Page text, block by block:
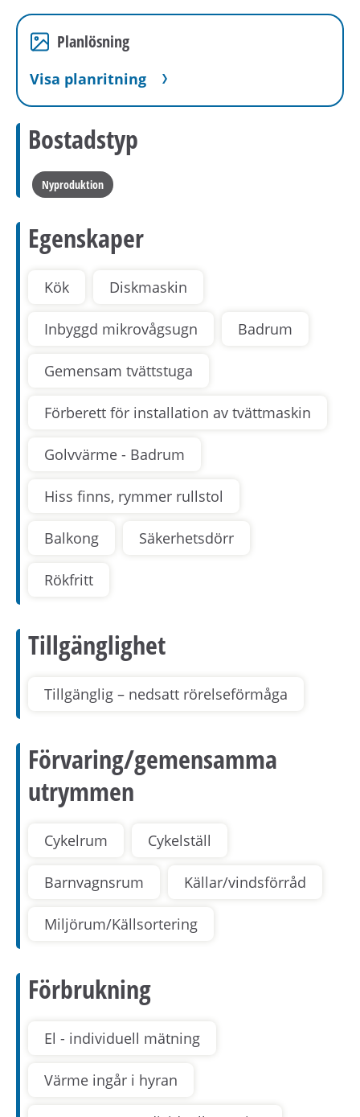
Planlösning
Visa planritning
Bostadstyp
Nyproduktion
Egenskaper
Kök Diskmaskin
Inbyggd mikrovågsugn Badrum
Gemensam tvättstuga
Förberett för installation av tvättmaskin
Golvvärme - Badrum
Hiss finns, rymmer rullstol
Balkong Säkerhetsdörr
Rökfritt
Tillgänglighet
Tillgänglig – nedsatt rörelseförmåga
Förvaring/gemensamma
utrymmen
Cykelrum Cykelställ
Barnvagnsrum Källar/vindsförråd
Miljörum/Källsortering
Förbrukning
El - individuell mätning
Värme ingår i hyran